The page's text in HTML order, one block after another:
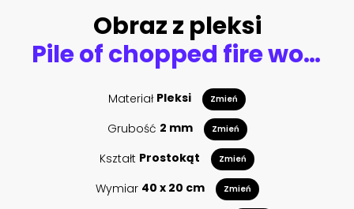
Obraz z pleksi
Pile of chopped fire wood
Materiał Pleksi Zmień
Grubość 2 mm Zmień
Kształt Prostokąt Zmień
Wymiar 40 x 20 cm Zmień